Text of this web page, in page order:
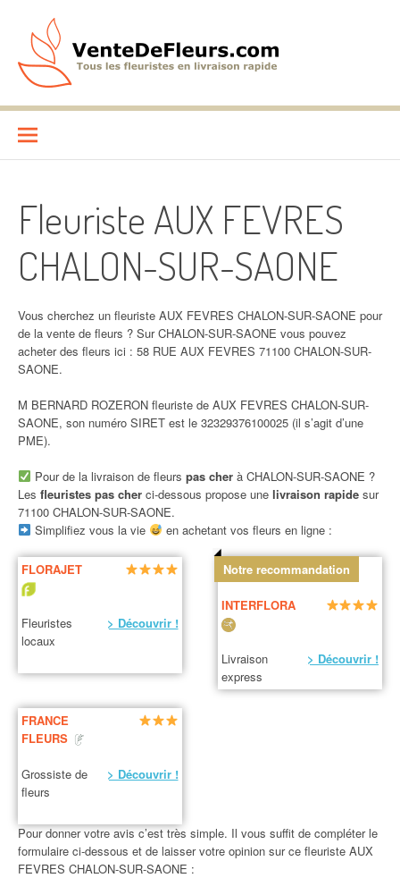
contenu
VenteDeFleurs.com
Fleuriste AUX FEVRES
CHALON-SUR-SAONE
Vous cherchez un fleuriste AUX FEVRES CHALON-SUR-SAONE pour
de la vente de fleurs ? Sur CHALON-SUR-SAONE vous pouvez
acheter des fleurs ici : 58 RUE AUX FEVRES 71100 CHALON-SUR-
SAONE.
M BERNARD ROZERON fleuriste de AUX FEVRES CHALON-SUR-
SAONE, son numéro SIRET est le 32329376100025 (il s’agit d’une
PME).
Pour de la livraison de fleurs pas cherà CHALON-SUR-SAONE ?
Les fleuristes pas cher ci-dessous propose une livraison rapide sur
71100 CHALON-SUR-SAONE.
Simplifiez vous la vie
en achetant vos fleurs en ligne :
FLORAJET
Fleuristes
locaux
> Découvrir !
Notre recommandation
INTERFLORA
Livraison
express
> Découvrir !
FRANCE
FLEURS
Grossiste de
fleurs
> Découvrir !
Pour donner votre avis c’est très simple. Il vous suffit de compléter le
formulaire ci-dessous et de laisser votre opinion sur ce fleuriste AUX
FEVRES CHALON-SUR-SAONE :